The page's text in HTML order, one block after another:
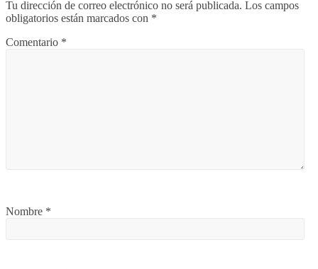
Tu dirección de correo electrónico no será publicada. Los campos
obligatorios están marcados con *
Comentario *
Nombre *